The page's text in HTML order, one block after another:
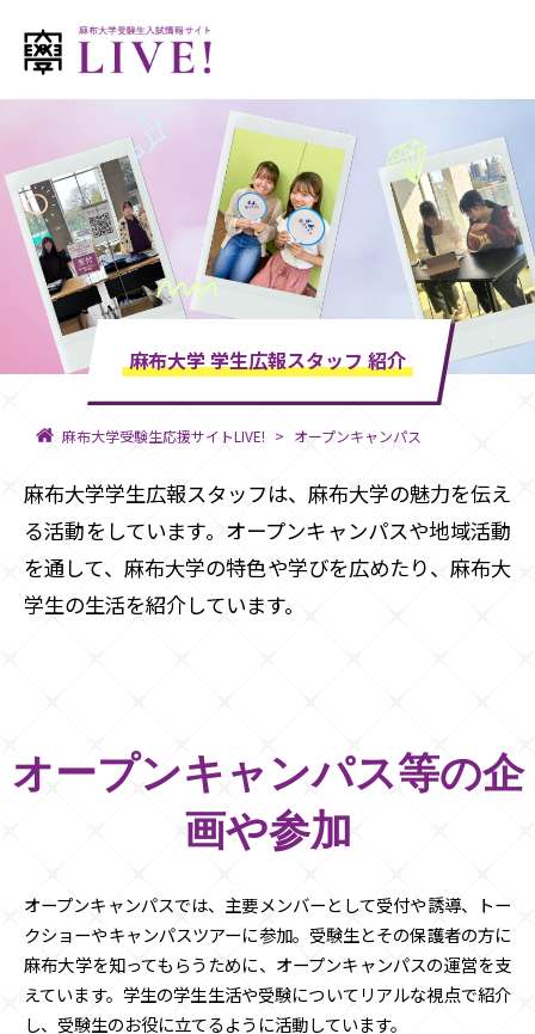
麻布大学 学生広報スタッフ 紹介
麻布大学受験生応援サイトLIVE! オープンキャンパス
麻布大学学生広報スタッフは、麻布大学の魅力を伝え
る活動をしています。オープンキャンパスや地域活動
を通して、麻布大学の特色や学びを広めたり、麻布大
学生の生活を紹介しています。
オープンキャンパス等の企
画や参加
オープンキャンパスでは、主要メンバーとして受付や誘導、トー
クショーやキャンパスツアーに参加。受験生とその保護者の方に
麻布大学を知ってもらうために、オープンキャンパスの運営を支
えています。学生の学生生活や受験についてリアルな視点で紹介
し、受験生のお役に立てるように活動しています。